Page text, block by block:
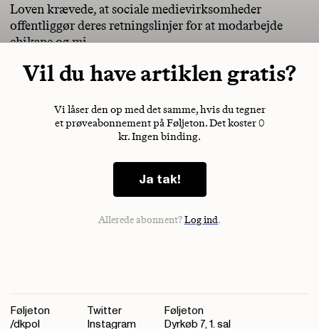
Loven krævede, at sociale medievirksomheder
offentliggør deres retningslinjer for at modarbejde
chikane og mi
Vil du have artiklen gratis?
Vi låser den op med det samme, hvis du tegner
et prøveabonnement på Føljeton. Det koster 0
kr. Ingen binding.
Ja tak!
Allerede abonnent?Log ind.
Føljeton
/dkpol
Twitter
Instagram
Føljeton
Dyrkøb 7, 1. sal